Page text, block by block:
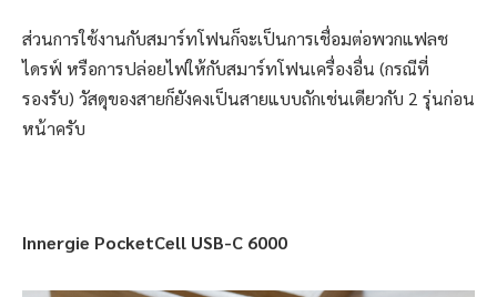
ส่วนการใช้งานกับสมาร์ทโฟนก็จะเป็นการเชื่อมต่อพวกแฟลช
ไดรฟ์ หรือการปล่อยไฟให้กับสมาร์ทโฟนเครื่องอื่น (กรณีที่
รองรับ) วัสดุของสายก็ยังคงเป็นสายแบบถักเช่นเดียวกับ 2 รุ่นก่อน
หน้าครับ
Innergie PocketCell USB-C 6000